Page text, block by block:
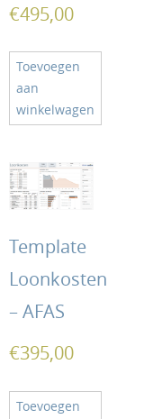
€495,00
Toevoegen
aan
winkelwagen
Template
Loonkosten
– AFAS
€395,00
Toevoegen